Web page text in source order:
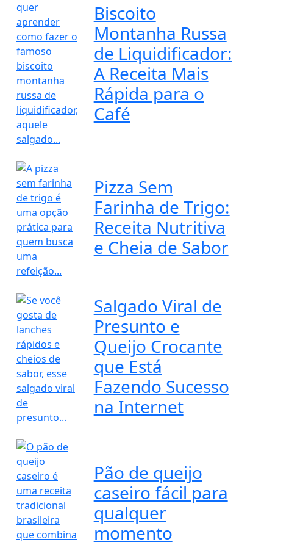
Biscoito
Montanha Russa
de Liquidificador:
A Receita Mais
Rápida para o
Café
Pizza Sem
Farinha de Trigo:
Receita Nutritiva
e Cheia de Sabor
Salgado Viral de
Presunto e
Queijo Crocante
que Está
Fazendo Sucesso
na Internet
Pão de queijo
caseiro fácil para
qualquer
momento